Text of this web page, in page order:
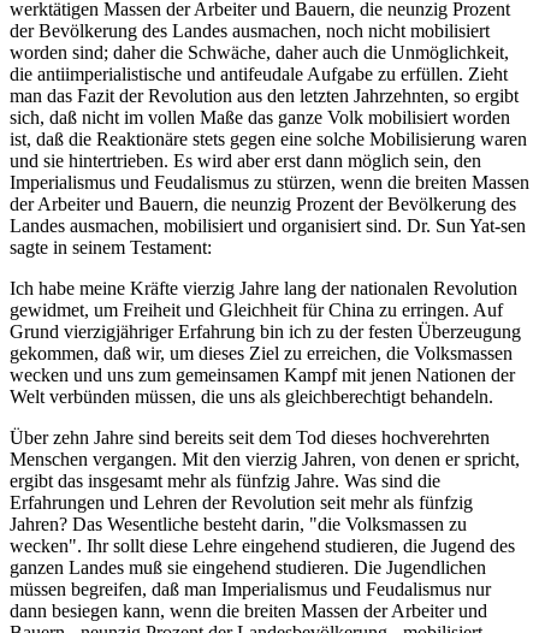
werktätigen Massen der Arbeiter und Bauern, die neunzig Prozent
der Bevölkerung des Landes ausmachen, noch nicht mobilisiert
worden sind; daher die Schwäche, daher auch die Unmöglichkeit,
die antiimperialistische und antifeudale Aufgabe zu erfüllen. Zieht
man das Fazit der Revolution aus den letzten Jahrzehnten, so ergibt
sich, daß nicht im vollen Maße das ganze Volk mobilisiert worden
ist, daß die Reaktionäre stets gegen eine solche Mobilisierung waren
und sie hintertrieben. Es wird aber erst dann möglich sein, den
Imperialismus und Feudalismus zu stürzen, wenn die breiten Massen
der Arbeiter und Bauern, die neunzig Prozent der Bevölkerung des
Landes ausmachen, mobilisiert und organisiert sind. Dr. Sun Yat-sen
sagte in seinem Testament:
Ich habe meine Kräfte vierzig Jahre lang der nationalen Revolution
gewidmet, um Freiheit und Gleichheit für China zu erringen. Auf
Grund vierzigjähriger Erfahrung bin ich zu der festen Überzeugung
gekommen, daß wir, um dieses Ziel zu erreichen, die Volksmassen
wecken und uns zum gemeinsamen Kampf mit jenen Nationen der
Welt verbünden müssen, die uns als gleichberechtigt behandeln.
Über zehn Jahre sind bereits seit dem Tod dieses hochverehrten
Menschen vergangen. Mit den vierzig Jahren, von denen er spricht,
ergibt das insgesamt mehr als fünfzig Jahre. Was sind die
Erfahrungen und Lehren der Revolution seit mehr als fünfzig
Jahren? Das Wesentliche besteht darin, "die Volksmassen zu
wecken". Ihr sollt diese Lehre eingehend studieren, die Jugend des
ganzen Landes muß sie eingehend studieren. Die Jugendlichen
müssen begreifen, daß man Imperialismus und Feudalismus nur
dann besiegen kann, wenn die breiten Massen der Arbeiter und